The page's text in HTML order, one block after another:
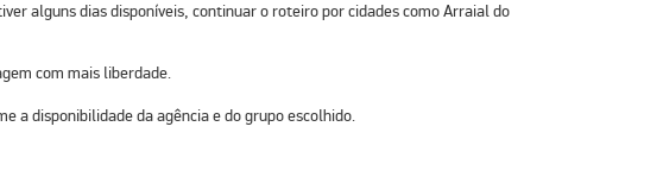
alguns dias disponíveis, continuar o roteiro por cidades comoArraial do
com mais liberdade.
a disponibilidade da agência e do grupo escolhido.